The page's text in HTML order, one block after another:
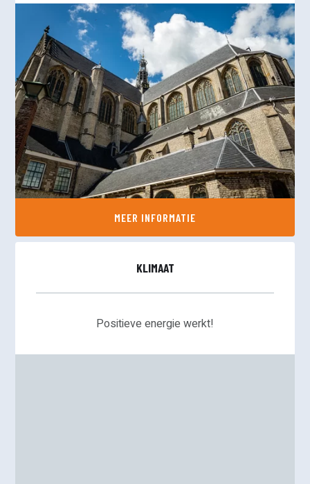
MEER INFORMATIE
KLIMAAT
Positieve energie werkt!